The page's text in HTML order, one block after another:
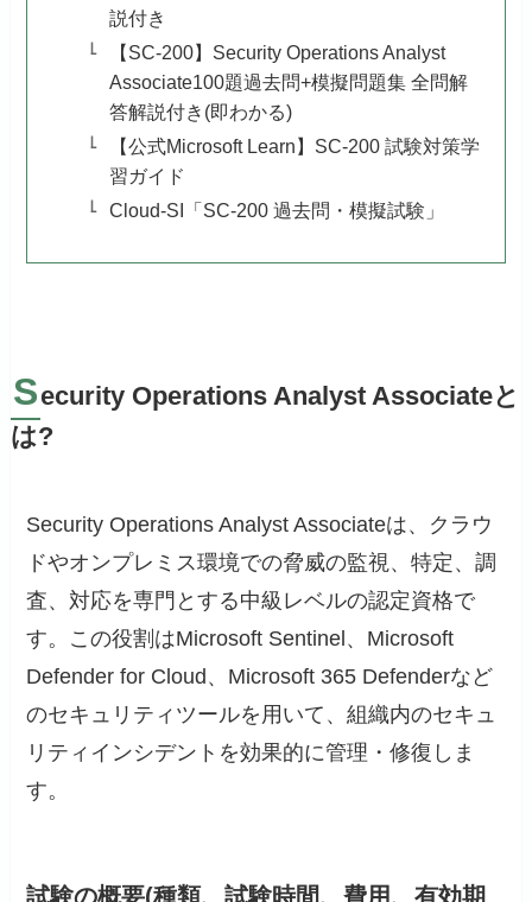
説付き
【SC-200】Security Operations Analyst
Associate100題過去問+模擬問題集 全問解
答解説付き(即わかる)
【公式Microsoft Learn】SC-200 試験対策学
習ガイド
Cloud-SI「SC-200 過去問・模擬試験」
Security Operations Analyst Associateと
は?
Security Operations Analyst Associateは、クラウ
ドやオンプレミス環境での脅威の監視、特定、調
査、対応を専門とする中級レベルの認定資格で
す。この役割はMicrosoft Sentinel、Microsoft
Defender for Cloud、Microsoft 365 Defenderなど
のセキュリティツールを用いて、組織内のセキュ
リティインシデントを効果的に管理・修復しま
す。
試験の概要(種類、試験時間、費用、有効期